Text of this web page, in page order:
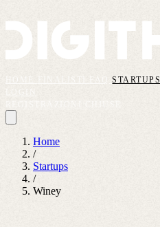
FAQSTARTUPS
Home
/
Startups
/
Winey